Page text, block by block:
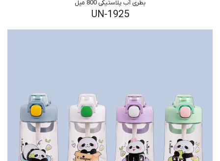
بطری آب پلاستیکی 800 میل
UN-1925